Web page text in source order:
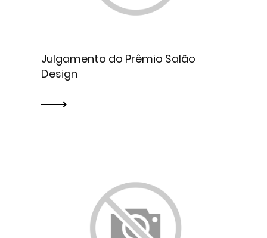
Julgamento do Prêmio Salão
Design